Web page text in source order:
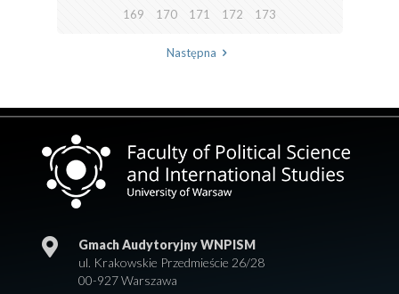
169 170 171 172 173
Następna
Gmach Audytoryjny WNPISM
ul. Krakowskie Przedmieście 26/28
00-927 Warszawa